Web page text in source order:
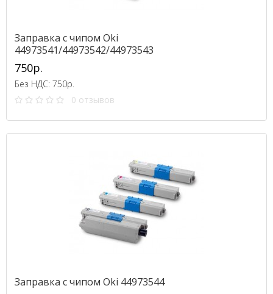
Заправка с чипом Oki
44973541/44973542/44973543
750р.
Без НДС: 750р.
0 отзывов
Заправка с чипом Oki 44973544